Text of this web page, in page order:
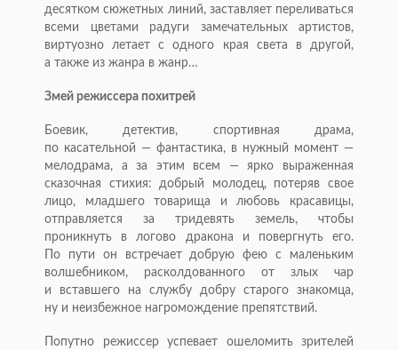
десятком сюжетных линий, заставляет переливаться
всеми цветами радуги замечательных артистов,
виртуозно летает с одного края света в другой,
а также из жанра в жанр…
Змей режиссера похитрей
Боевик, детектив, спортивная драма,
по касательной — фантастика, в нужный момент —
мелодрама, а за этим всем — ярко выраженная
сказочная стихия: добрый молодец, потеряв свое
лицо, младшего товарища и любовь красавицы,
отправляется за тридевять земель, чтобы
проникнуть в логово дракона и повергнуть его.
По пути он встречает добрую фею с маленьким
волшебником, расколдованного от злых чар
и вставшего на службу добру старого знакомца,
ну и неизбежное нагромождение препятствий.
Попутно режиссер успевает ошеломить зрителей